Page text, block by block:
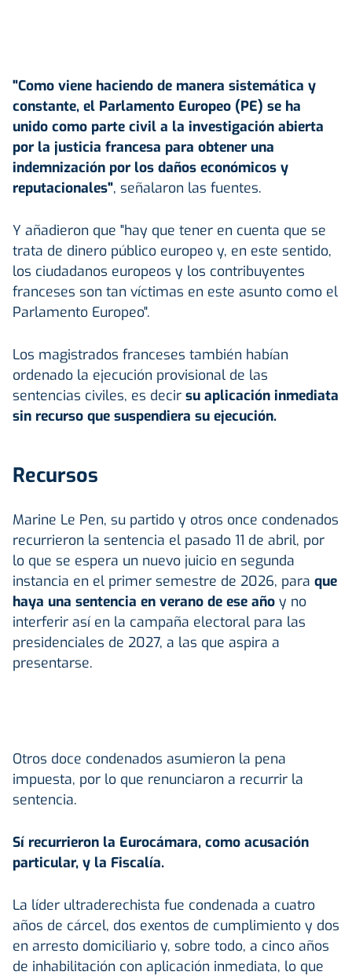
"Como viene haciendo de manera sistemática y
constante, el Parlamento Europeo (PE) se ha
unido como parte civil a la investigación abierta
por la justicia francesa para obtener una
indemnización por los daños económicos y
reputacionales", señalaron las fuentes.
Y añadieron que "hay que tener en cuenta que se
trata de dinero público europeo y, en este sentido,
los ciudadanos europeos y los contribuyentes
franceses son tan víctimas en este asunto como el
Parlamento Europeo".
Los magistrados franceses también habían
ordenado la ejecución provisional de las
sentencias civiles, es decir su aplicación inmediata
sin recurso que suspendiera su ejecución.
Recursos
Marine Le Pen, su partido y otros once condenados
recurrieron la sentencia el pasado 11 de abril, por
lo que se espera un nuevo juicio en segunda
instancia en el primer semestre de 2026, para que
haya una sentencia en verano de ese año y no
interferir así en la campaña electoral para las
presidenciales de 2027, a las que aspira a
presentarse.
Otros doce condenados asumieron la pena
impuesta, por lo que renunciaron a recurrir la
sentencia.
Sí recurrieron la Eurocámara, como acusación
particular, y la Fiscalía.
La líder ultraderechista fue condenada a cuatro
años de cárcel, dos exentos de cumplimiento y dos
en arresto domiciliario y, sobre todo, a cinco años
de inhabilitación con aplicación inmediata, lo que